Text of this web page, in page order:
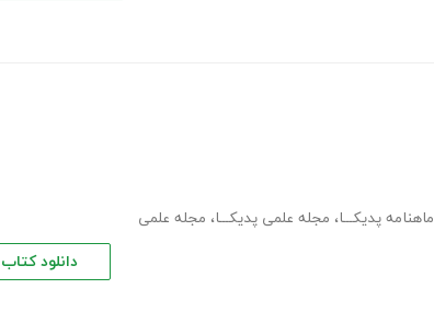
ماهنامه پدیکـــا، مجله علمی پدیکـــا، مجله علمی
دانلود کتاب